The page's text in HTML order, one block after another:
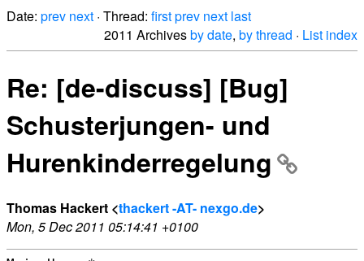
Date: prev next · Thread: firstprev next last
2011 Archivesby date, by thread · List index
Re: [de-discuss] [Bug]
Schusterjungen- und
Hurenkinderregelung
Thomas Hackert <thackert -AT- nexgo.de>
Mon, 5 Dec 2011 05:14:41 +0100